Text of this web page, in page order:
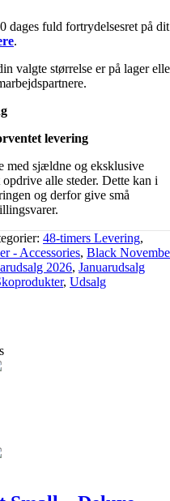
dages fuld fortrydelsesret på dit
.
valgte størrelse er på lager
levering
med sjældne og eksklusive
alle steder. Dette kan i
og derfor give små
48-timers Levering,
- Accessories, Black
2026, Januarudsalg
, Udsalg